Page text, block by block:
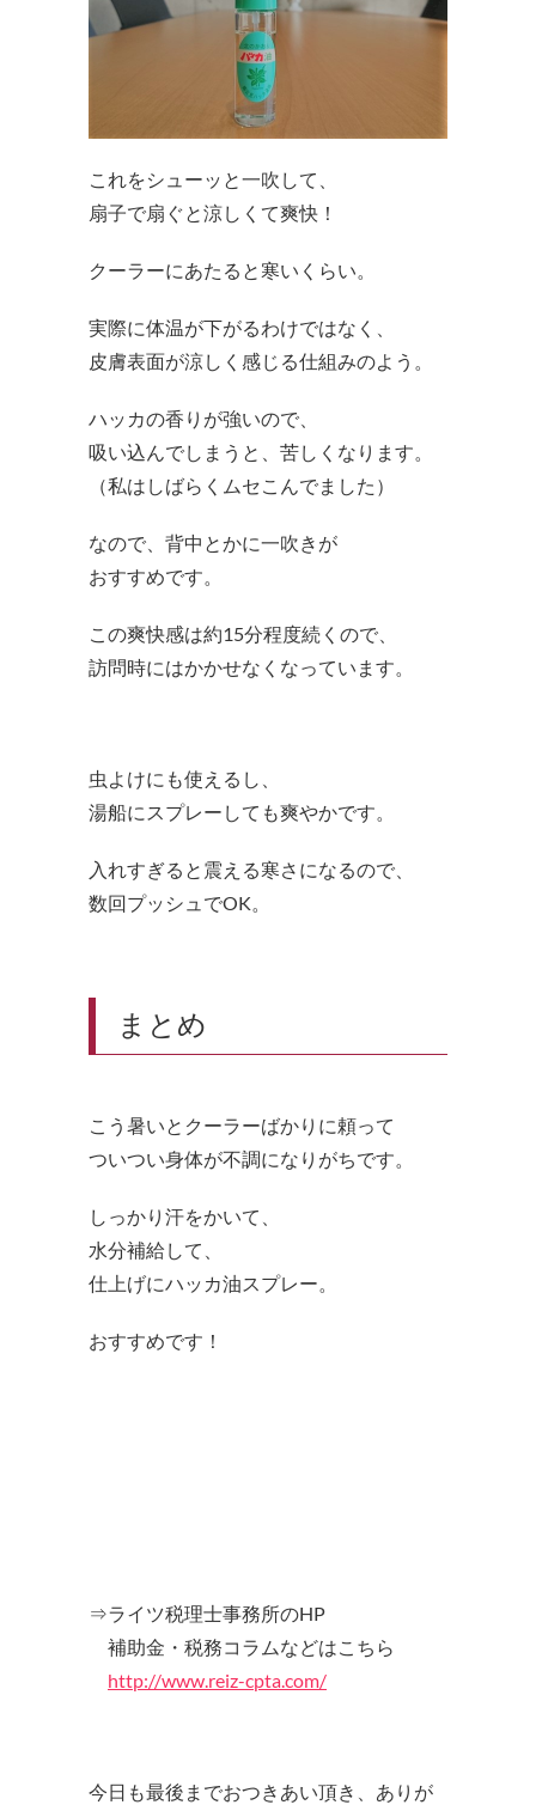
これをシューッと一吹して、
扇子で扇ぐと涼しくて爽快！
クーラーにあたると寒いくらい。
実際に体温が下がるわけではなく、
皮膚表面が涼しく感じる仕組みのよう。
ハッカの香りが強いので、
吸い込んでしまうと、苦しくなります。
（私はしばらくムセこんでました）
なので、背中とかに一吹きが
おすすめです。
この爽快感は約15分程度続くので、
訪問時にはかかせなくなっています。
虫よけにも使えるし、
湯船にスプレーしても爽やかです。
入れすぎると震える寒さになるので、
数回プッシュでOK。
まとめ
こう暑いとクーラーばかりに頼って
ついつい身体が不調になりがちです。
しっかり汗をかいて、
水分補給して、
仕上げにハッカ油スプレー。
おすすめです！
⇒ライツ税理士事務所のHP
補助金・税務コラムなどはこちら
http://www.reiz-cpta.com/
今日も最後までおつきあい頂き、ありが